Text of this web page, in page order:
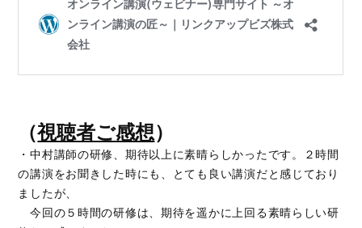
（視聴者ご感想）
・中村講師の研修、期待以上に素晴らしかったです。２時間
の講演をお聞きした時にも、とても良い講演だと感じており
ましたが、
今回の５時間の研修は、期待を遥かに上回る素晴らしい研